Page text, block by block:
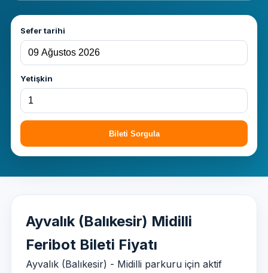
Sefer tarihi
Yetişkin
Bileti Sorgula
Ayvalık (Balıkesir) Midilli
Feribot Bileti Fiyatı
Ayvalık (Balıkesir) - Midilli parkuru için aktif